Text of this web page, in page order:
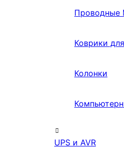
Коврики
Колонки
UPS и AVR